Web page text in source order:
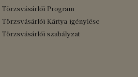
Törzsvásárlói Program
Törzsvásárlói Kártya igénylése
Törzsvásárlói szabályzat